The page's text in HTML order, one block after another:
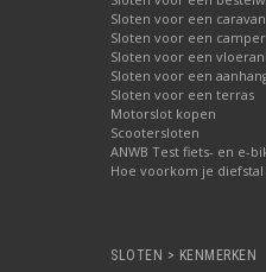
Sloten voor een caravan
Sloten voor een camper
Sloten voor een
Sloten voor een
Sloten voor een terras
Motorslot kopen
Scootersloten
ANWB Test fiets- en e-
Hoe voorkom je diefstal
SLOTEN > KENMERKEN